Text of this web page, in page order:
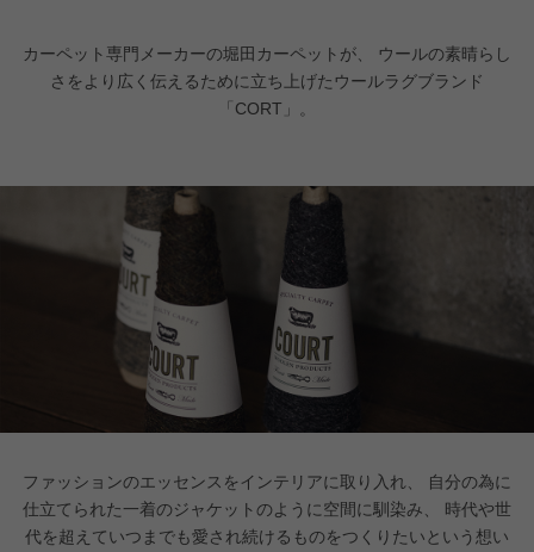
カーペット専門メーカーの堀田カーペットが、 ウールの素晴らし
さをより広く伝えるために立ち上げたウールラグブランド
「CORT」。
ファッションのエッセンスをインテリアに取り入れ、
自分の為に
仕立てられた一着のジャケットのように空間に馴染み、
時代や世
代を超えていつまでも愛され続けるものをつくりたいという想い